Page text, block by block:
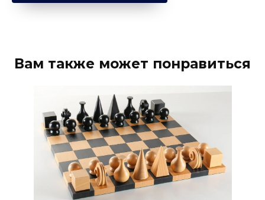
Вам также может понравиться